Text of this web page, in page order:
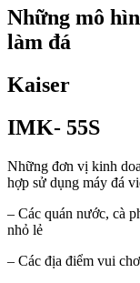
Những mô
làm đá
Kaiser
IMK- 55S
Những đơn vị kinh
hợp sử dụng máy đá
– Các quán nước, cà
nhỏ lẻ
– Các địa điểm vui